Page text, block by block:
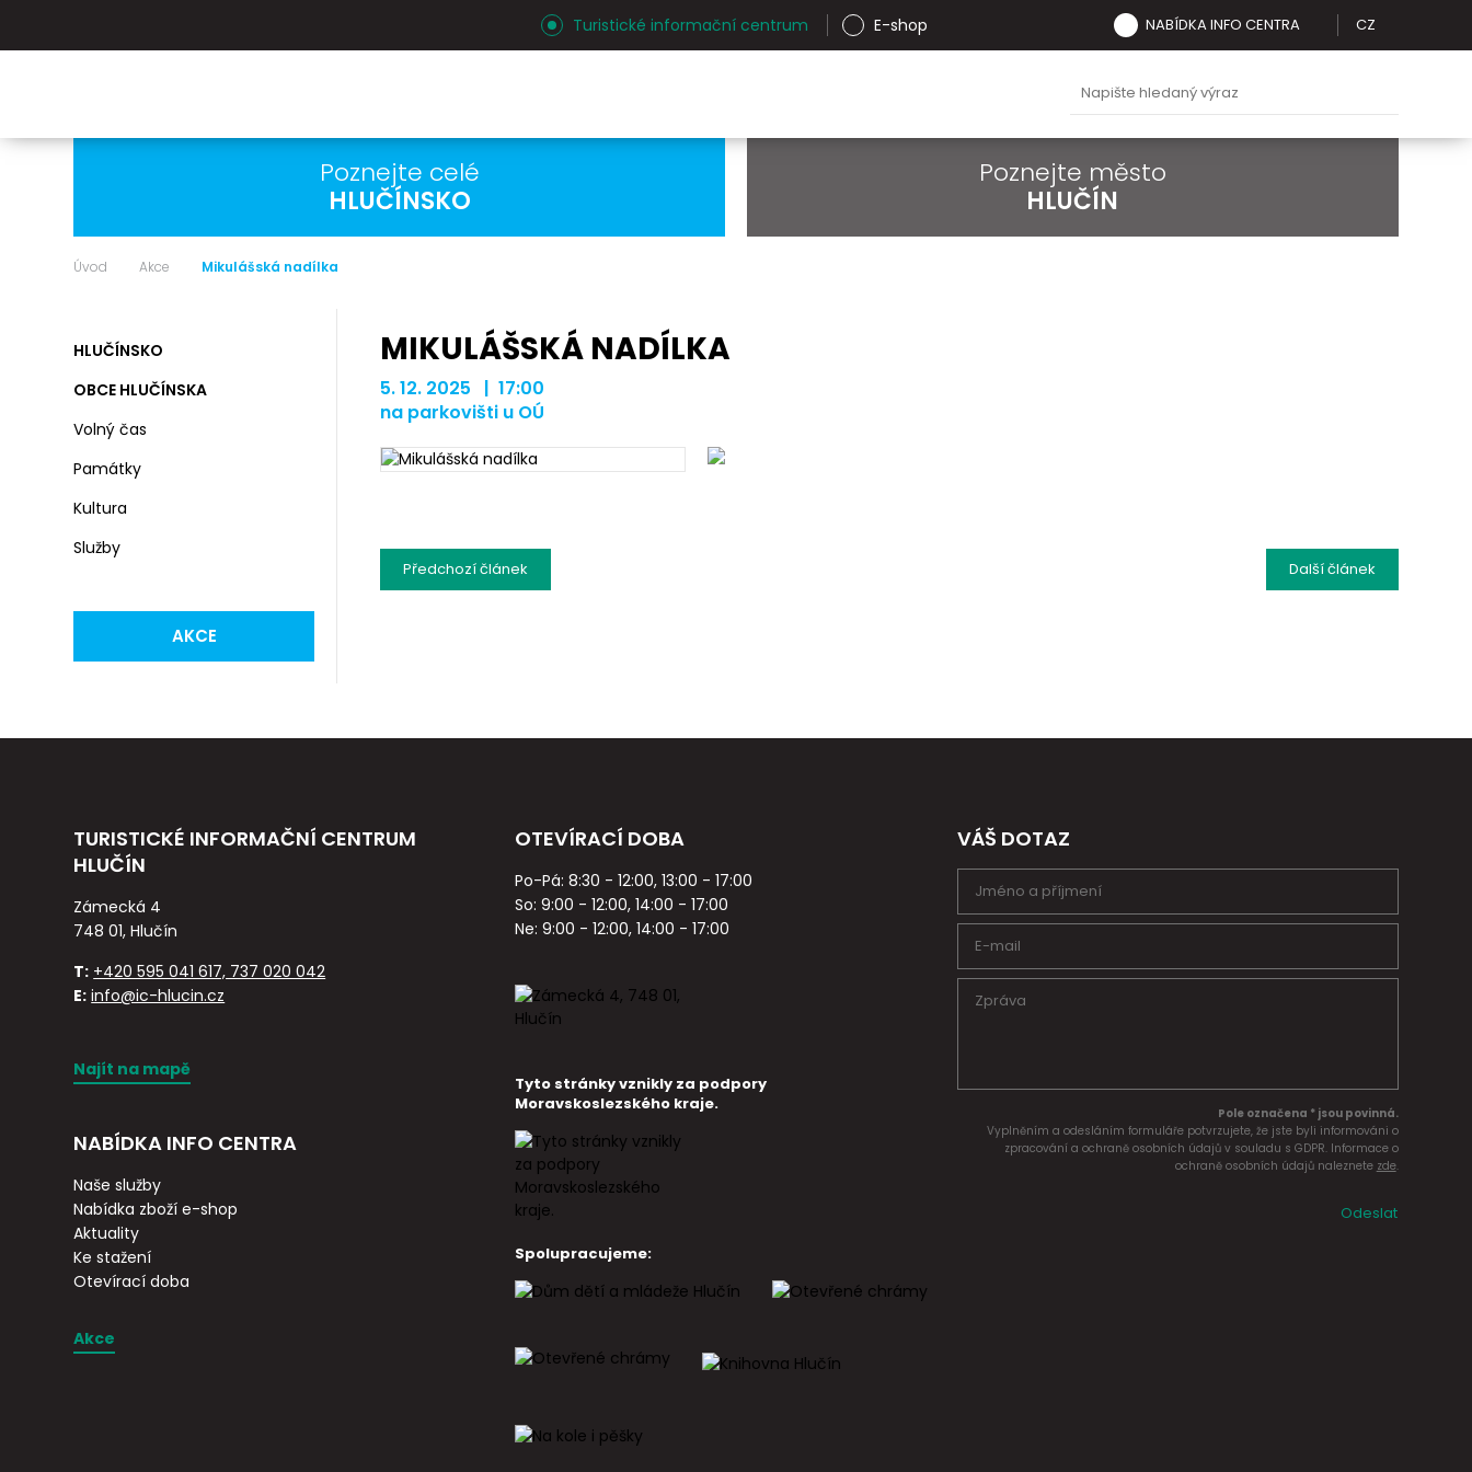
Turistické informační centrum E-shop NABÍDKA INFO CENTRA CZ
Poznejte celé
HLUČÍNSKO
Poznejte město
HLUČÍN
Úvod Akce Mikulášská nadílka
HLUČÍNSKO
OBCE HLUČÍNSKA
Volný čas
Památky
Kultura
Služby
AKCE
MIKULÁŠSKÁ NADÍLKA
5. 12. 2025 | 17:00
na parkovišti u OÚ
Dalšíčlánek
Předchozíčlánek
TURISTICKÉ INFORMAČNÍ CENTRUM
HLUČÍN
Zámecká 4
748 01, Hlučín
T: +420 595 041 617, 737 020 042
E: info@ic-hlucin.cz
Najít na mapě
NABÍDKA INFO CENTRA
Naše služby
Nabídka zboží e-shop
Aktuality
Ke stažení
Otevírací doba
Akce
OTEVÍRACÍ DOBA
Po-Pá: 8:30 - 12:00, 13:00 - 17:00
So: 9:00 - 12:00, 14:00 - 17:00
Ne: 9:00 - 12:00, 14:00 - 17:00
Tyto stránky vznikly za podpory
Moravskoslezského kraje.
Spolupracujeme:
VÁŠ DOTAZ
Pole označena * jsou povinná.
Vyplněním a odesláním formuláře potvrzujete, že jste byli informováni o
zpracování a ochraně osobních údajů v souladu s GDPR. Informace o
ochraně osobních údajů naleznete zde.
Odeslat